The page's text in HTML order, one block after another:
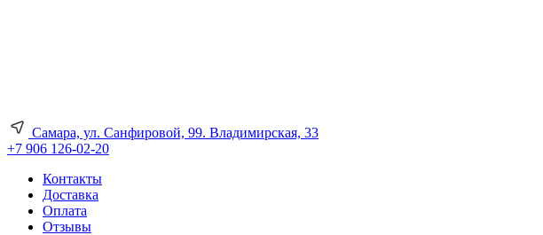
Самара, ул. Санфировой, 99. Владимирская, 33
+7 906 126-02-20
Контакты
Доставка
Оплата
Отзывы